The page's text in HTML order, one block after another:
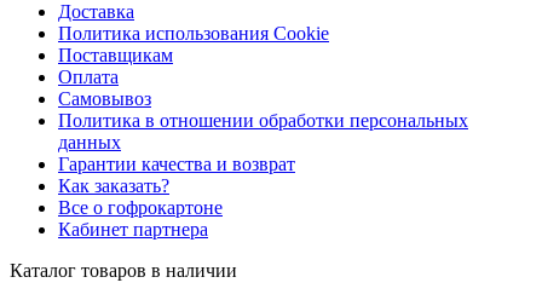
Доставка
Политика использования Cookie
Поставщикам
Оплата
Самовывоз
Политика в отношении обработки персональных
данных
Гарантии качества и возврат
Как заказать?
Все о гофрокартоне
Кабинет партнера
Каталог товаров в наличии